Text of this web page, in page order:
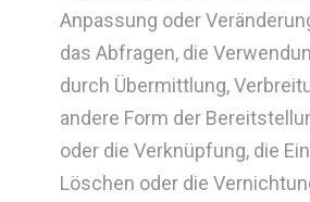
Anpassung oder
das Abfragen, die
durch Übermittlung,
andere Form der
oder die Verknüpfung, die
Löschen oder die